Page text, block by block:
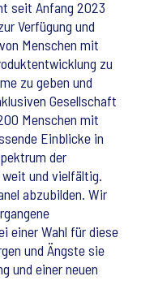
seit Anfang 2023
Verfügung und
Menschen mit
zu
zu geben und
Gesellschaft
Menschen mit
Einblicke in
der
und vielfältig.
abzubilden. Wir
einer Wahl für diese
und Ängste sie
und einer neuen